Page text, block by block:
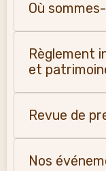
Où
Règlement
et
Revue de
Nos